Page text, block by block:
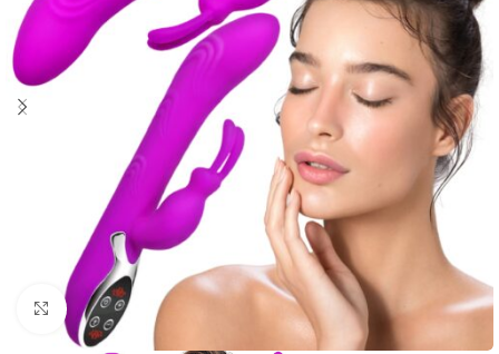
Click to enlarge